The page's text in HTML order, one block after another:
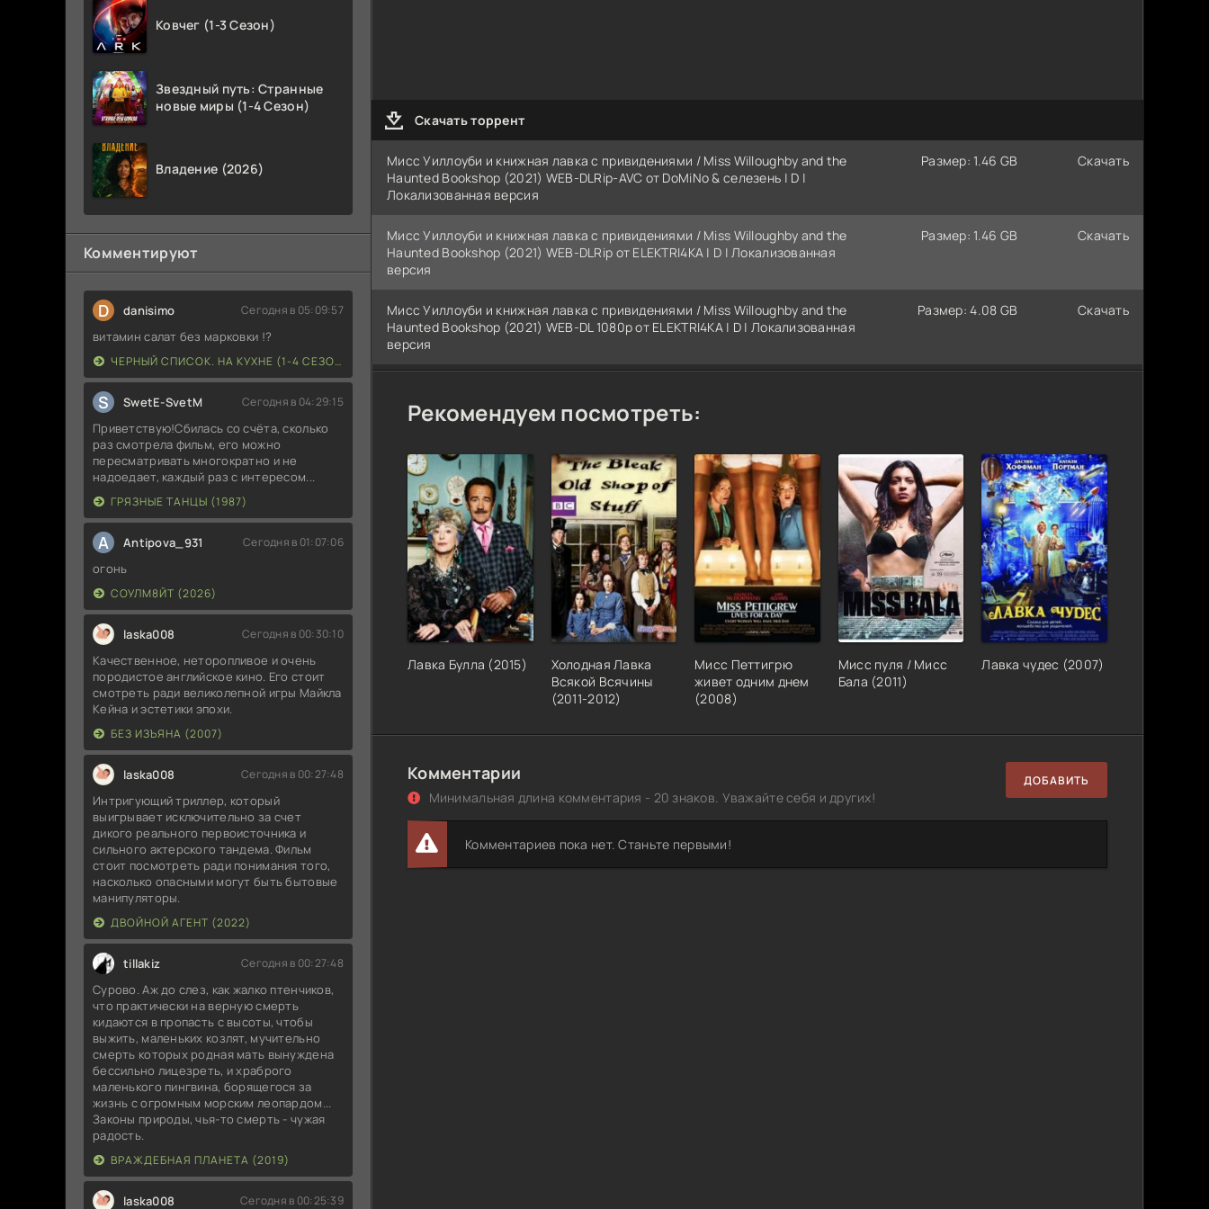
Ковчег (1-3 Сезон)
Звездный путь: Странные
новые миры (1-4 Сезон)
Владение (2026)
Комментируют
D danisimo Сегодня в 05:09:57
витамин салат без марковки !?
ЧЕРНЫЙ СПИСОК. НА КУХНЕ (1-4 СЕЗОН)
S SwetE-SvetM Сегодня в 04:29:15
Приветствую!Сбилась со счёта, сколько
раз смотрела фильм, его можно
пересматривать многократно и не
надоедает, каждый раз с интересом...
ГРЯЗНЫЕ ТАНЦЫ (1987)
A Antipova_931 Сегодня в 01:07:06
огонь
СОУЛМ8ЙТ (2026)
laska008 Сегодня в 00:30:10
Качественное, неторопливое и очень
породистое английское кино. Его стоит
смотреть ради великолепной игры Майкла
Кейна и эстетики эпохи.
БЕЗ ИЗЪЯНА (2007)
laska008 Сегодня в 00:27:48
Интригующий триллер, который
выигрывает исключительно за счет
дикого реального первоисточника и
сильного актерского тандема. Фильм
стоит посмотреть ради понимания того,
насколько опасными могут быть бытовые
манипуляторы.
ДВОЙНОЙ АГЕНТ (2022)
tillakiz Сегодня в 00:27:48
Сурово. Аж до слез, как жалко птенчиков,
что практически на верную смерть
кидаются в пропасть с высоты, чтобы
выжить, маленьких козлят, мучительно
смерть которых родная мать вынуждена
бессильно лицезреть, и храброго
маленького пингвина, борящегося за
жизнь с огромным морским леопардом...
Законы природы, чья-то смерть - чужая
радость.
ВРАЖДЕБНАЯ ПЛАНЕТА (2019)
laska008 Сегодня в 00:25:39
Скачать торрент
Мисс Уиллоуби и книжная лавка с привидениями / Miss Willoughby and the
Haunted Bookshop (2021) WEB-DLRip-AVC от DoMiNo & селезень | D |
Локализованная версия
Размер: 1.46 GB Скачать
Мисс Уиллоуби и книжная лавка с привидениями / Miss Willoughby and the
Haunted Bookshop (2021) WEB-DLRip от ELEKTRI4KA | D | Локализованная
версия
Размер: 1.46 GB Скачать
Мисс Уиллоуби и книжная лавка с привидениями / Miss Willoughby and the
Haunted Bookshop (2021) WEB-DL 1080p от ELEKTRI4KA | D | Локализованная
версия
Размер: 4.08 GB Скачать
Рекомендуем посмотреть:
Лавка Булла (2015)
Холодная Лавка
Всякой Всячины
(2011-2012)
Мисс Петтигрю
живет одним днем
(2008)
Мисс пуля / Мисс
Бала (2011)
Лавка чудес (2007)
Комментарии
Минимальная длина комментария - 20 знаков. Уважайте себя и других!
ДОБАВИТЬ
Комментариев пока нет. Станьте первыми!